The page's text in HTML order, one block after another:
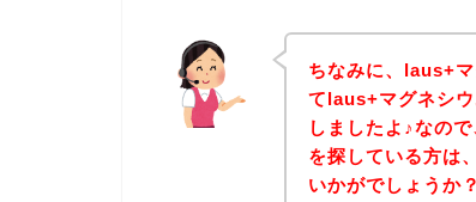
ちなみに、laus+
てlaus+マグネシ
しましたよ♪なの
を探している方は
いかがでしょうか？